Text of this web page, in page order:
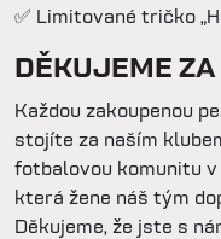
✅ Limitované tričko
DĚKUJEME
Každou zakoupenou
stojíte za naším
fotbalovou komunitu
která žene náš tým
Děkujeme, že jste s